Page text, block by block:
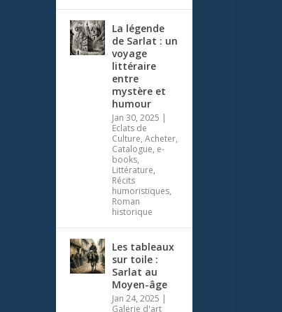
La légende
de Sarlat : un
voyage
littéraire
entre
mystère et
humour
Jan 30, 2025 |
Eclats de
Culture,Acheter,
Catalogue, e-
books,
Littérature,
Récits
humoristiques,
Roman
historique
Les tableaux
sur toile :
Sarlat au
Moyen-âge
Jan 24, 2025 |
Galerie d'art